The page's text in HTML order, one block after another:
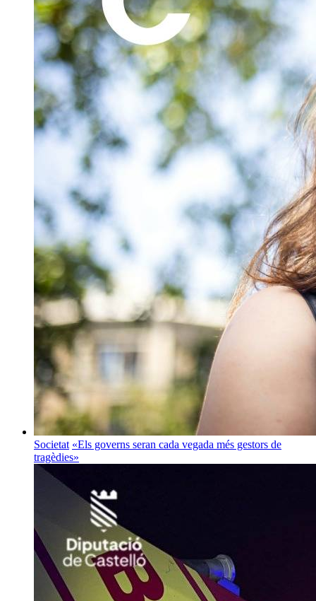
Societat «Els governs seran cada vegada més gestors de
tragèdies»